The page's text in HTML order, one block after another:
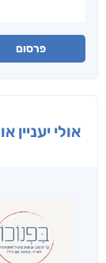
פרסום
אולי יעניין